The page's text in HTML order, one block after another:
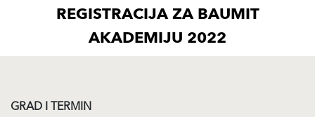
REGISTRACIJA ZA BAUMIT
AKADEMIJU 2022
GRAD I TERMIN